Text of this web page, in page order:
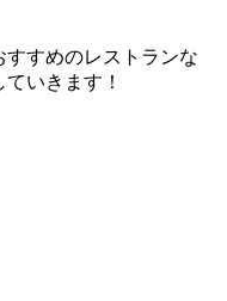
すめのレストランな
いきます！